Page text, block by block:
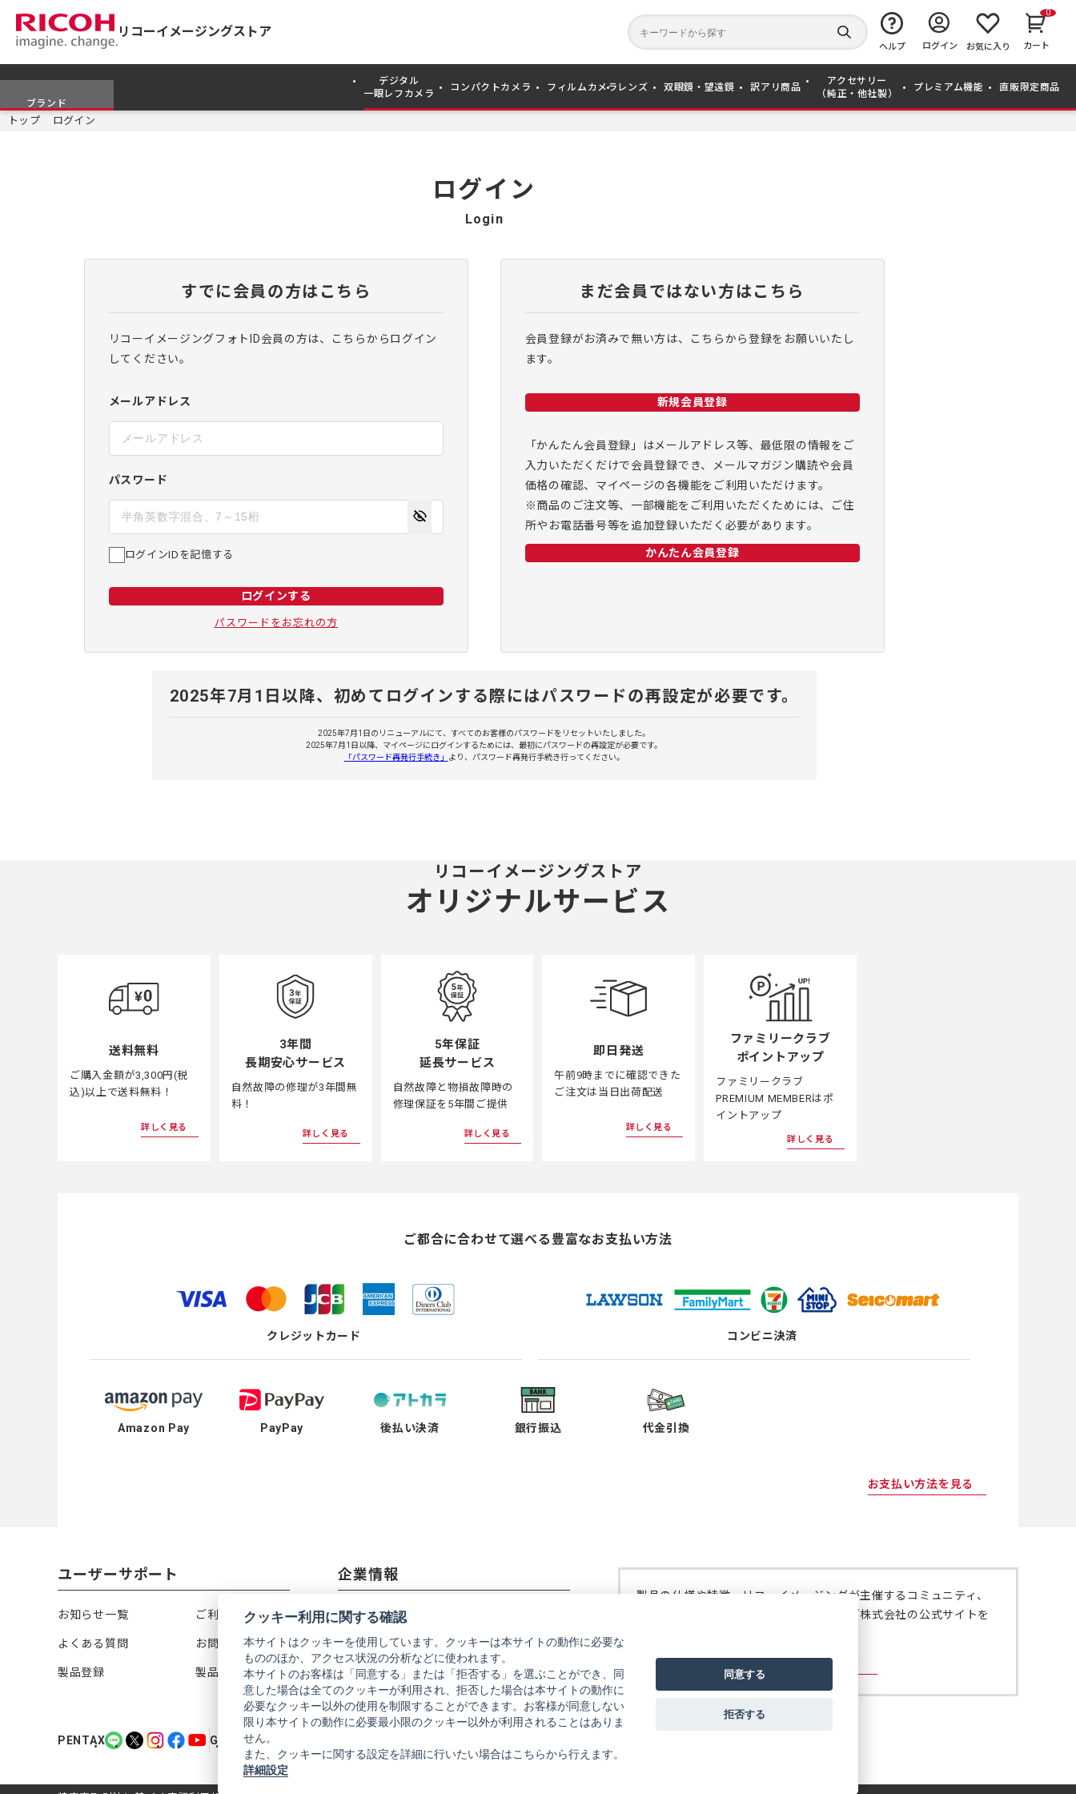
リコーイメージングストア
か
ら
検
索
す
る
ヘルプ ログイン お気に入り
0
カート
ブランド
デジタル
一眼レフカメラ
コンパクトカメラ フィルムカメラ レンズ 双眼鏡・望遠鏡 訳アリ商品
アクセサリー
（純正・他社製）
プレミアム機能 直販限定商品
トップ ログイン
ログイン
Login
すでに会員の方はこちら
リコーイメージングフォトID会員の方は、こちらからログイン
してください。
メールアドレス
パスワード
ログインIDを記憶する
ログインする
パスワードをお忘れの方
まだ会員ではない方はこちら
会員登録がお済みで無い方は、こちらから登録をお願いいたし
ます。
新規会員登録
「かんたん会員登録」はメールアドレス等、最低限の情報をご
入力いただくだけで会員登録でき、メールマガジン購読や会員
価格の確認、マイページの各機能をご利用いただけます。
※商品のご注文等、一部機能をご利用いただくためには、ご住
所やお電話番号等を追加登録いただく必要があります。
かんたん会員登録
2025年7月1日以降、初めてログインする際にはパスワードの再設定が必要です。
2025年7月1日のリニューアルにて、すべてのお客様のパスワードをリセットいたしました。
2025年7月1日以降、マイページにログインするためには、最初にパスワードの再設定が必要です。
「パスワード再発行手続き」
より、パスワード再発行手続き行ってください。
リコーイメージングストア
オリジナルサービス
送料無料
ご購入金額が3,300円(税
込)以上で送料無料！
詳しく見る
3年間
長期安心サービス
自然故障の修理が3年間無
料！
詳しく見る
5年保証
延長サービス
自然故障と物損故障時の
修理保証を5年間ご提供
詳しく見る
即日発送
午前9時までに確認できた
ご注文は当日出荷配送
詳しく見る
ファミリークラブ
ポイントアップ
ファミリークラブ
PREMIUM MEMBERはポ
イントアップ
詳しく見る
ご都合に合わせて選べる 豊富なお支払い方法
クレジットカード コンビニ決済
Amazon Pay PayPay 後払い決済 銀行振込 代金引換
お支払い方法を見る
ユーザーサポート
お知らせ一覧 ご利用ガイド
よくある質問 お問い合わせ
製品登録 製品カタログ
企業情報
リコーイメージング株式会社
し
タ
ブ
で
会社概要
し
タ
ブ
で
株式会社リコー
し
タ
ブ
で
製品の仕様や特徴、リコーイメージングが主催するコミュニティ、
修理などについては、リコーイメージング株式会社の公式サイトを
リコーイメージング株式会社の公式サイト
し
タ
ブ
で
PENTAXPENTAX
の
LINE（新
PENTAX
の
X（新
PENTAX
の
Instagram（新
PENTAX
の
Facebook（新
PENTAX
の
YouTube（新
GR
GR
の
公
式
公
式
公
クッキー利用に関する確認
本サイトはクッキーを使用しています。クッキーは本サイトの動作に必要な
もののほか、アクセス状況の分析などに使われます。
本サイトのお客様は「同意する」または「拒否する」を選ぶことができ、同
意した場合は全てのクッキーが利用され、拒否した場合は本サイトの動作に
必要なクッキー以外の使用を制限することができます。お客様が同意しない
限り本サイトの動作に必要最小限のクッキー以外が利用されることはありま
せん。
また、クッキーに関する設定を詳細に行いたい場合はこちらから行えます。
詳細設定
同意する
拒否する